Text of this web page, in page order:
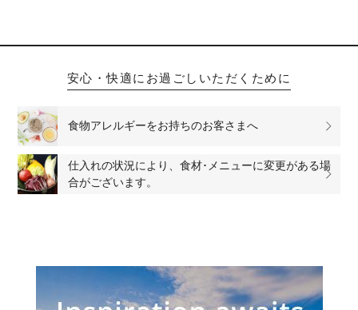
安心・快適にお過ごしいただくために
食物アレルギーをお持ちのお客さまへ
仕入れの状況により、食材･メニューに変更がある場
合がございます。